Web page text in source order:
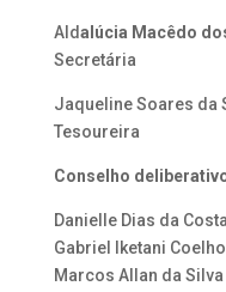
Aldalúcia Macêdo
Secretária
Jaqueline Soares da
Tesoureira
Conselho
Danielle Dias da
Gabriel Iketani Coelho
Marcos Allan da